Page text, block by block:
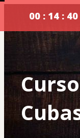
00 : 14 : 39